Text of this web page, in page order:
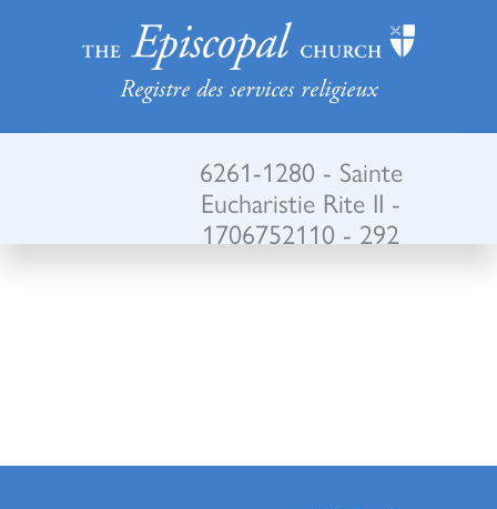
Registre des services religieux
6261-1280 - Sainte
Eucharistie Rite II -
1706752110 - 292